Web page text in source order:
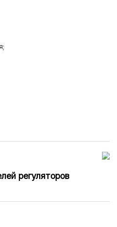
регуляторов